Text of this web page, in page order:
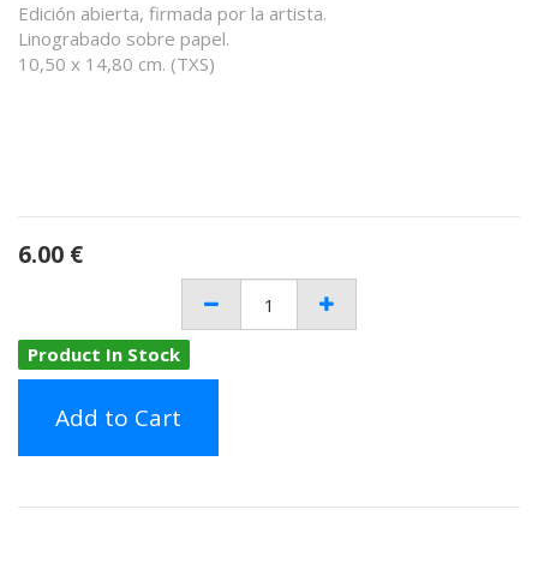
Edición abierta, firmada por la artista.
Linograbado sobre papel.
10,50 x 14,80 cm. (TXS)
6.00 €
Product In Stock
Add to Cart